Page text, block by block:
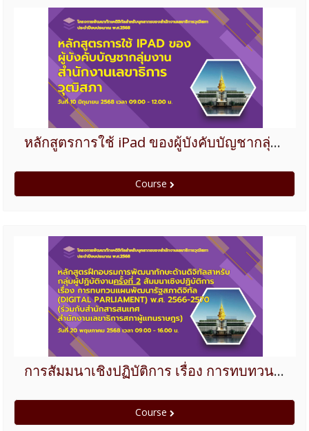
หลักสูตรการใช้ iPad ของผู้บังคับบัญชากลุ่มงาน ของสำนักงานเลขาธิการวุฒิสภา
Course
การสัมมนาเชิงปฏิบัติการ เรื่อง การทบทวนแผนพัฒนารัฐสภาดิจิทัล (Digital Parliament) พ.ศ. 2566-2570
Course